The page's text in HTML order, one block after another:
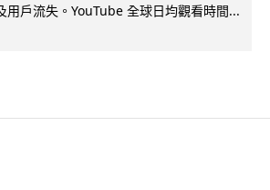
用戶流失。YouTube 全球日均觀看時間...